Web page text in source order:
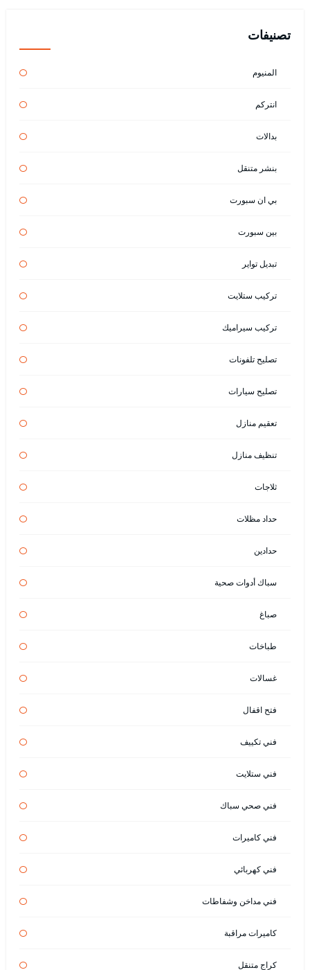
تصنيفات
المنيوم
انتركم
بدالات
بنشر متنقل
بي ان سبورت
بين سبورت
تبديل تواير
تركيب ستلايت
تركيب سيراميك
تصليح تلفونات
تصليح سيارات
تعقيم منازل
تنظيف منازل
ثلاجات
حداد مظلات
حدادين
سباك أدوات صحية
صباغ
طباخات
غسالات
فتح اقفال
فني تكييف
فني ستلايت
فني صحي سباك
فني كاميرات
فني كهربائي
فني مداخن وشفاطات
كاميرات مراقبة
كراج متنقل